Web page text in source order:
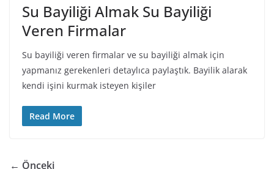
Su Bayiliği Almak Su Bayiliği
Veren Firmalar
Su bayiliği veren firmalar ve su bayiliği almak için
yapmanız gerekenleri detaylıca paylaştık. Bayilik alarak
kendi işini kurmak isteyen kişiler
Read More
← Önceki